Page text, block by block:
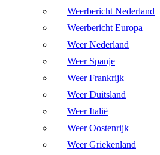
Weerbericht Nederland
Weerbericht Europa
Weer Nederland
Weer Spanje
Weer Frankrijk
Weer Duitsland
Weer Italië
Weer Oostenrijk
Weer Griekenland